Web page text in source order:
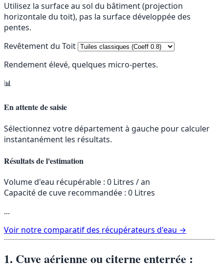
Utilisez la surface au sol du bâtiment (projection
horizontale du toit), pas la surface développée des
pentes.
Revêtement du Toit
Rendement élevé, quelques micro-pertes.
📊
En attente de saisie
Sélectionnez votre département à gauche pour calculer
instantanément les résultats.
Résultats de l'estimation
Volume d'eau récupérable : 0 Litres / an
Capacité de cuve recommandée : 0 Litres
...
Voir notre comparatif des récupérateurs d'eau →
1. Cuve aérienne ou citerne enterrée :